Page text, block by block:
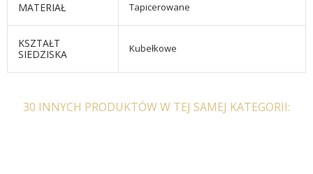
MATERIAŁ Tapicerowane
KSZTAŁT
SIEDZISKA
Kubełkowe
30 INNYCH PRODUKTÓW W TEJ SAMEJ KATEGORII: